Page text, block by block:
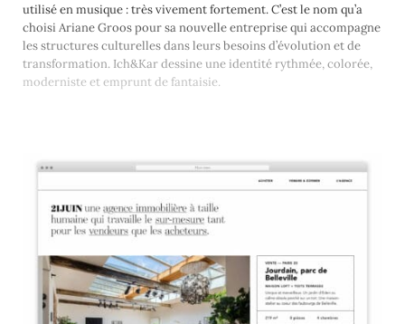
utilisé en musique : très vivement fortement. C’est le nom qu’a
choisi Ariane Groos pour sa nouvelle entreprise qui accompagne
les structures culturelles dans leurs besoins d’évolution et de
transformation. Ich&Kar dessine une identité rythmée, colorée,
moderniste et emprunt de fantaisie.